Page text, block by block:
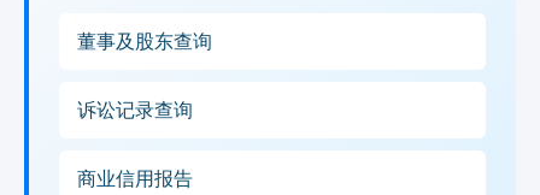
董事及股东查询
诉讼记录查询
商业信用报告